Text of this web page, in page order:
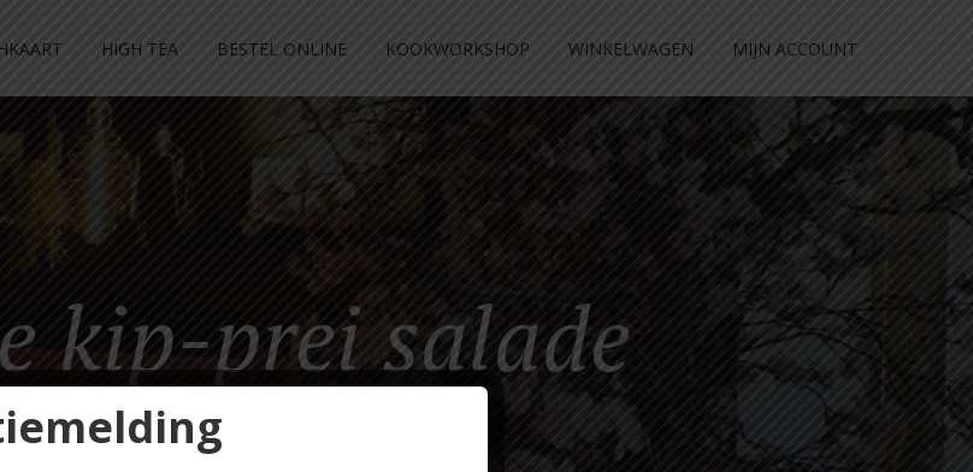
HIGH TEA BESTEL ONLINE KOOKWORKSHOP WINKELWAGEN MIJN ACCOUNT
kip-prei salade